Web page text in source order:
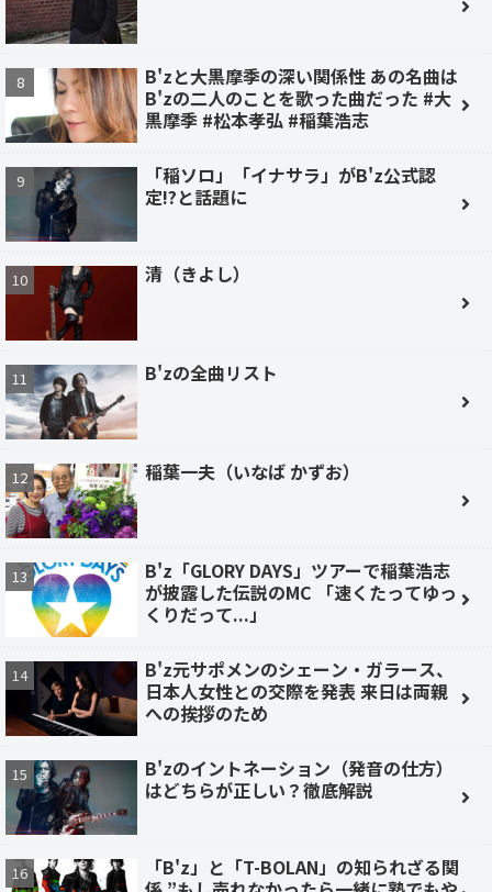
B'zと大黒摩季の深い関係性 あの名曲は
B'zの二人のことを歌った曲だった #大
黒摩季 #松本孝弘 #稲葉浩志
「稲ソロ」「イナサラ」がB'z公式認
定!?と話題に
清（きよし）
B'zの全曲リスト
稲葉一夫（いなば かずお）
B'z「GLORY DAYS」ツアーで稲葉浩志
が披露した伝説のMC 「速くたってゆっ
くりだって...」
B'z元サポメンのシェーン・ガラース、
日本人女性との交際を発表 来日は両親
への挨拶のため
B'zのイントネーション（発音の仕方）
はどちらが正しい？徹底解説
「B'z」と「T-BOLAN」の知られざる関